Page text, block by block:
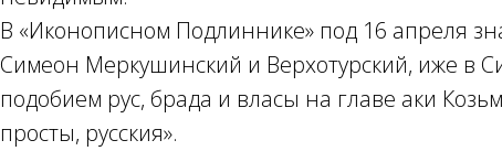
В «Иконописном Подлиннике» под 16 апреля
Симеон Меркушинский и Верхотурский, иже в
подобием рус, брада и власы на главе аки
просты, русския».